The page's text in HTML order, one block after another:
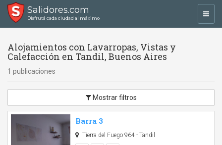
Salidores.com
Disfrutá cada ciudad al máximo
Alojamientos con Lavarropas, Vistas y
Calefacción en Tandil, Buenos Aires
1 publicaciones
Mostrar filtros
Barra 3
Tierra del Fuego 964 - Tandil